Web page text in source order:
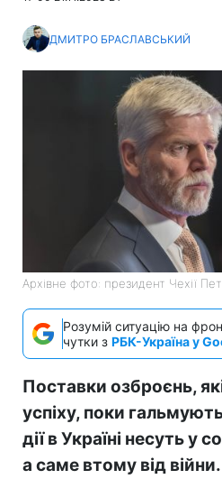
ДМИТРО БРАСЛАВСЬКИЙ
Архівне фото: президент Чехії
Розумій ситуацію на
чутки з РБК-Україна у
Поставки озброєнь,
успіху, поки
дії в Україні несуть у
а саме втому від війни.